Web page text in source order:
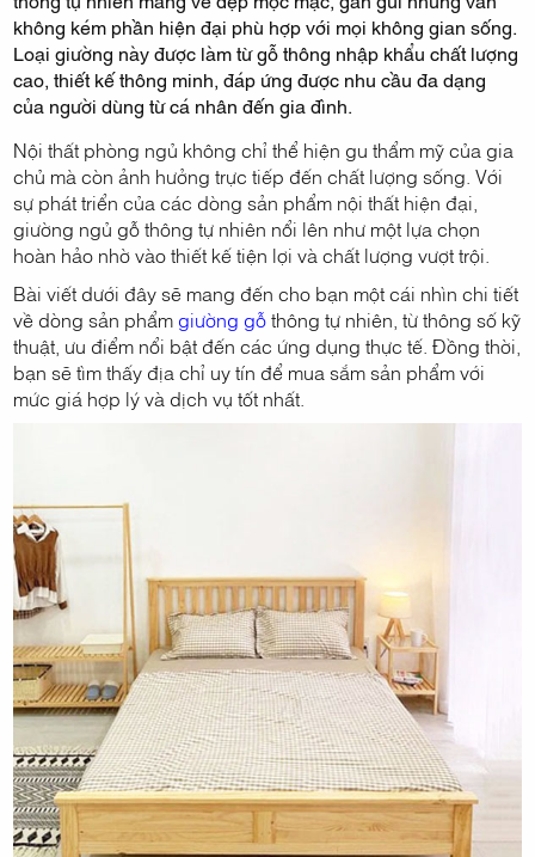
không kém phần hiện đại phù hợp với mọi không gian sống.
Loại giường này được làm từ gỗ thông nhập khẩu chất lượng
cao, thiết kế thông minh, đáp ứng được nhu cầu đa dạng
của người dùng từ cá nhân đến gia đình.
Nội thất phòng ngủ không chỉ thể hiện gu thẩm mỹ của gia
chủ mà còn ảnh hưởng trực tiếp đến chất lượng sống. Với
sự phát triển của các dòng sản phẩm nội thất hiện đại,
giường ngủ gỗ thông tự nhiên nổi lên như một lựa chọn
hoàn hảo nhờ vào thiết kế tiện lợi và chất lượng vượt trội.
Bài viết dưới đây sẽ mang đến cho bạn một cái nhìn chi tiết
về dòng sản phẩm giường gỗthông tự nhiên, từ thông số kỹ
thuật, ưu điểm nổi bật đến các ứng dụng thực tế. Đồng thời,
bạn sẽ tìm thấy địa chỉ uy tín để mua sắm sản phẩm với
mức giá hợp lý và dịch vụ tốt nhất.